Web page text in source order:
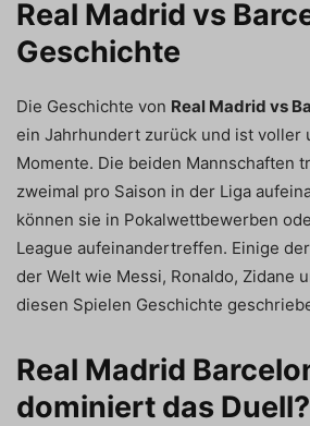
Real Madrid vs
Geschichte
Die Geschichte von Real Madrid vs
ein Jahrhundert zurück und ist voller
Momente. Die beiden Mannschaften
zweimal pro Saison in der Liga
können sie in Pokalwettbewerben
League aufeinandertreffen. Einige
der Welt wie Messi, Ronaldo, Zidane
diesen Spielen Geschichte
Real Madrid
dominiert das Duell?